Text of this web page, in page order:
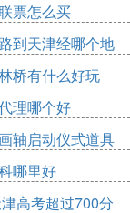
季寒冷的时，
要种植什
米、小麦、葡
儿豆角和海
票怎么买
到天津经哪个地
桥有什么好玩
理哪个好
轴启动仪式道具
哪里好
高考超过700分